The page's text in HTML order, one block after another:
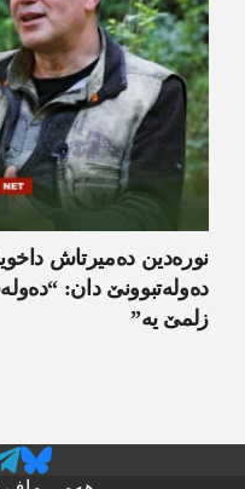
نورەدین دەمیرتاش
دەولەتبوونێ دان:
زلمێ یە”